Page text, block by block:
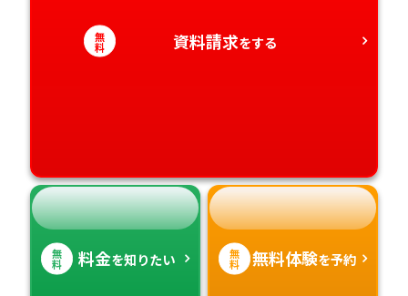
無
料 資料請求をする
無
料 料金を知りたい 無
料 無料体験を予約